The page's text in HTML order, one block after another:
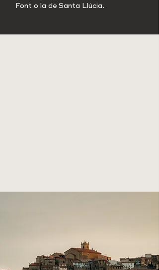
Font o la de Santa Llúcia.